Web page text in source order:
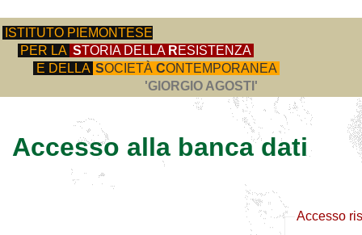
ISTITUTO PIEMONTESE
PER LA STORIA DELLA RESISTENZA
E DELLA SOCIETÀ CONTEMPORANEA
'GIORGIO AGOSTI'
Accesso alla banca dati
Accesso